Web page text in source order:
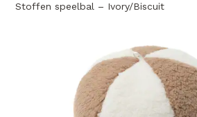
Stoffen speelbal – Ivory/Biscuit